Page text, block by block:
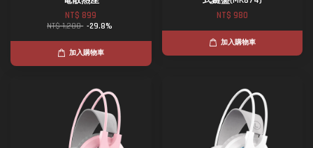
NT$ 899
NT$ 1,280 -29.8%
加入購物車
NT$ 980
加入購物車